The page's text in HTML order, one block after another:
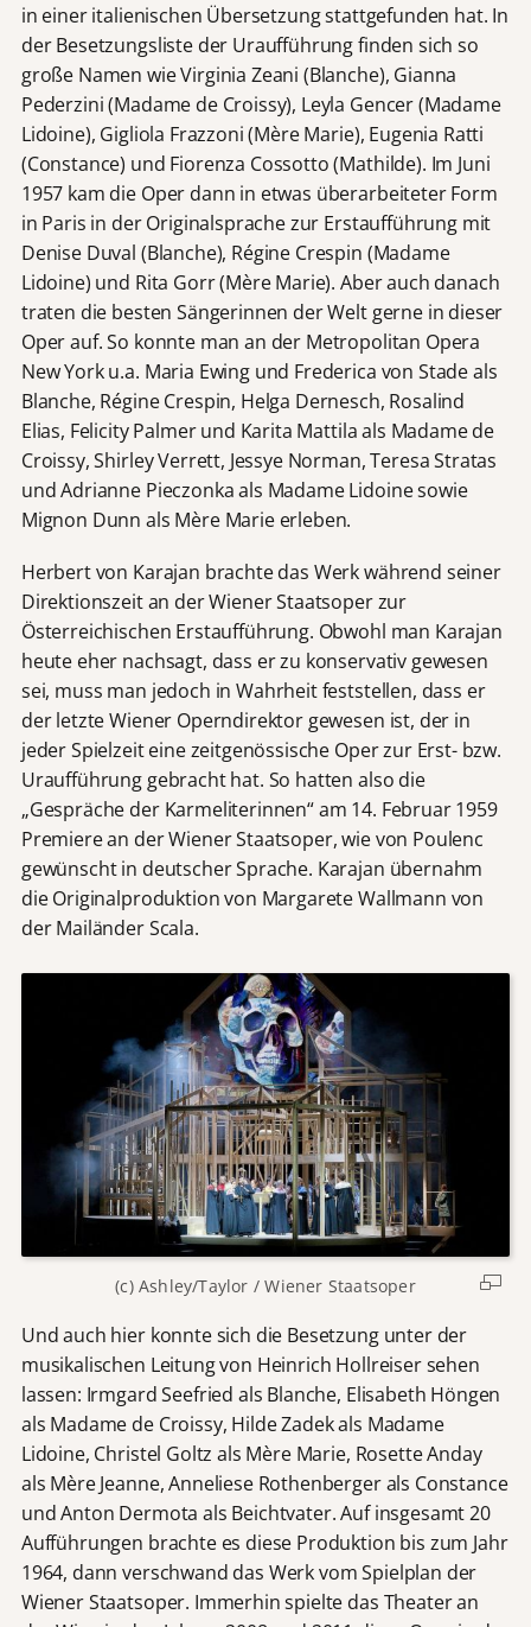
in einer italienischen Übersetzung stattgefunden hat. In
der Besetzungsliste der Uraufführung finden sich so
große Namen wie Virginia Zeani (Blanche), Gianna
Pederzini (Madame de Croissy), Leyla Gencer (Madame
Lidoine), Gigliola Frazzoni (Mère Marie), Eugenia Ratti
(Constance) und Fiorenza Cossotto (Mathilde). Im Juni
1957 kam die Oper dann in etwas überarbeiteter Form
in Paris in der Originalsprache zur Erstaufführung mit
Denise Duval (Blanche), Régine Crespin (Madame
Lidoine) und Rita Gorr (Mère Marie). Aber auch danach
traten die besten Sängerinnen der Welt gerne in dieser
Oper auf. So konnte man an der Metropolitan Opera
New York u.a. Maria Ewing und Frederica von Stade als
Blanche, Régine Crespin, Helga Dernesch, Rosalind
Elias, Felicity Palmer und Karita Mattila als Madame de
Croissy, Shirley Verrett, Jessye Norman, Teresa Stratas
und Adrianne Pieczonka als Madame Lidoine sowie
Mignon Dunn als Mère Marie erleben.
Herbert von Karajan brachte das Werk während seiner
Direktionszeit an der Wiener Staatsoper zur
Österreichischen Erstaufführung. Obwohl man Karajan
heute eher nachsagt, dass er zu konservativ gewesen
sei, muss man jedoch in Wahrheit feststellen, dass er
der letzte Wiener Operndirektor gewesen ist, der in
jeder Spielzeit eine zeitgenössische Oper zur Erst- bzw.
Uraufführung gebracht hat. So hatten also die
„Gespräche der Karmeliterinnen“ am 14. Februar 1959
Premiere an der Wiener Staatsoper, wie von Poulenc
gewünscht in deutscher Sprache. Karajan übernahm
die Originalproduktion von Margarete Wallmann von
der Mailänder Scala.
(c) Ashley/Taylor / Wiener Staatsoper
Und auch hier konnte sich die Besetzung unter der
musikalischen Leitung von Heinrich Hollreiser sehen
lassen: Irmgard Seefried als Blanche, Elisabeth Höngen
als Madame de Croissy, Hilde Zadek als Madame
Lidoine, Christel Goltz als Mère Marie, Rosette Anday
als Mère Jeanne, Anneliese Rothenberger als Constance
und Anton Dermota als Beichtvater. Auf insgesamt 20
Aufführungen brachte es diese Produktion bis zum Jahr
1964, dann verschwand das Werk vom Spielplan der
Wiener Staatsoper. Immerhin spielte das Theater an